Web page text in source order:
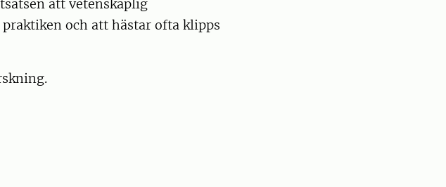
att vetenskaplig
och att hästar ofta klipps